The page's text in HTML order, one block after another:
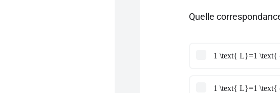
Quelle
1 \text{ L}=1 \text{
1 \text{ L}=1 \text{